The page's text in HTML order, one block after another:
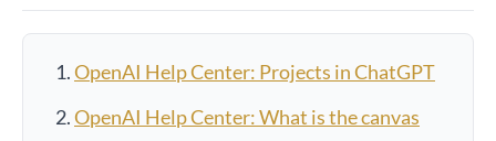
OpenAI Help Center: Projects in ChatGPT
OpenAI Help Center: What is the canvas